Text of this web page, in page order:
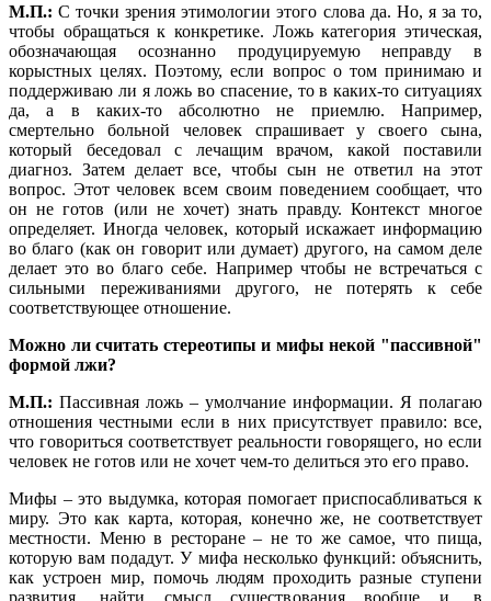
М.П.: С точки зрения этимологии этого слова да. Но, я за то,
чтобы обращаться к конкретике. Ложь категория этическая,
обозначающая осознанно продуцируемую неправду в
корыстных целях. Поэтому, если вопрос о том принимаю и
поддерживаю ли я ложь во спасение, то в каких-то ситуациях
да, а в каких-то абсолютно не приемлю. Например,
смертельно больной человек спрашивает у своего сына,
который беседовал с лечащим врачом, какой поставили
диагноз. Затем делает все, чтобы сын не ответил на этот
вопрос. Этот человек всем своим поведением сообщает, что
он не готов (или не хочет) знать правду. Контекст многое
определяет. Иногда человек, который искажает информацию
во благо (как он говорит или думает) другого, на самом деле
делает это во благо себе. Например чтобы не встречаться с
сильными переживаниями другого, не потерять к себе
соответствующее отношение.
Можно ли считать стереотипы и мифы некой "пассивной"
формой лжи?
М.П.: Пассивная ложь – умолчание информации. Я полагаю
отношения честными если в них присутствует правило: все,
что говориться соответствует реальности говорящего, но если
человек не готов или не хочет чем-то делиться это его право.
Мифы – это выдумка, которая помогает приспосабливаться к
миру. Это как карта, которая, конечно же, не соответствует
местности. Меню в ресторане – не то же самое, что пища,
которую вам подадут. У мифа несколько функций: объяснить,
как устроен мир, помочь людям проходить разные ступени
развития, найти смысл существования вообще и, в